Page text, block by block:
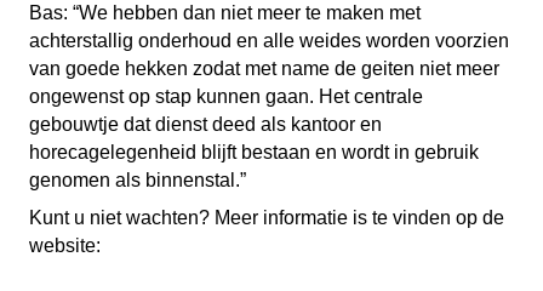
Bas: “We hebben dan niet meer te maken met
achterstallig onderhoud en alle weides worden voorzien
van goede hekken zodat met name de geiten niet meer
ongewenst op stap kunnen gaan. Het centrale
gebouwtje dat dienst deed als kantoor en
horecagelegenheid blijft bestaan en wordt in gebruik
genomen als binnenstal.”
Kunt u niet wachten? Meer informatie is te vinden op de
website: